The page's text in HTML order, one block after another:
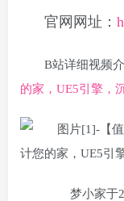
官网网址：
B站详细视频介
的家，UE5引擎，
梦小家于